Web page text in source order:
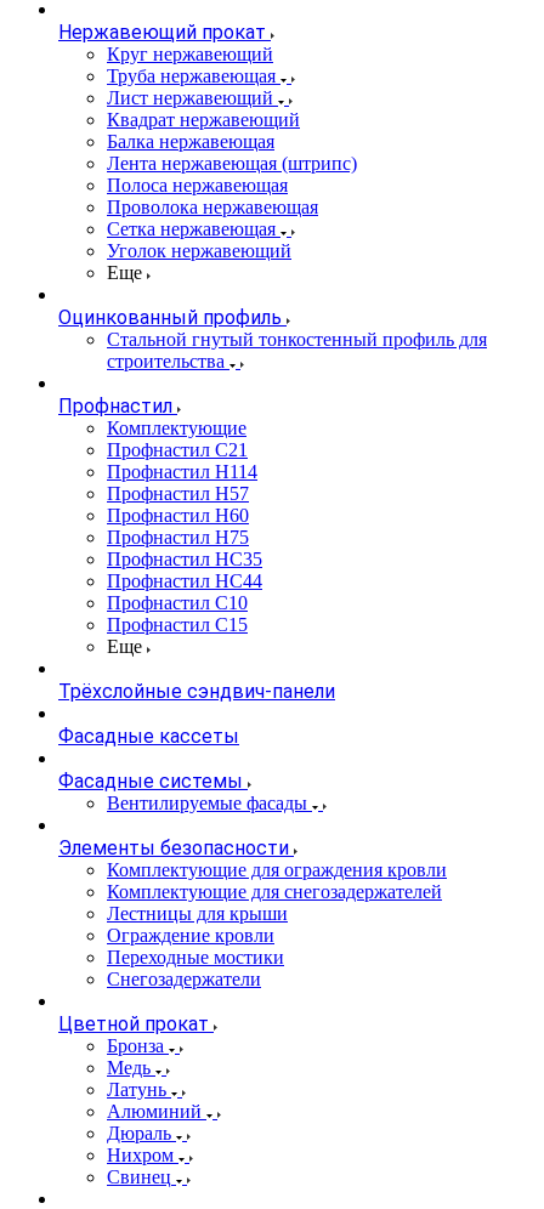
Нержавеющий прокат
Круг нержавеющий
Труба нержавеющая
Лист нержавеющий
Квадрат нержавеющий
Балка нержавеющая
Лента нержавеющая (штрипс)
Полоса нержавеющая
Проволока нержавеющая
Сетка нержавеющая
Уголок нержавеющий
Еще
Оцинкованный профиль
Стальной гнутый тонкостенный профиль для
строительства
Профнастил
Комплектующие
Профнастил C21
Профнастил Н114
Профнастил Н57
Профнастил Н60
Профнастил Н75
Профнастил НС35
Профнастил НС44
Профнастил С10
Профнастил С15
Еще
Трёхслойные сэндвич-панели
Фасадные кассеты
Фасадные системы
Вентилируемые фасады
Элементы безопасности
Комплектующие для ограждения кровли
Комплектующие для снегозадержателей
Лестницы для крыши
Ограждение кровли
Переходные мостики
Снегозадержатели
Цветной прокат
Бронза
Медь
Латунь
Алюминий
Дюраль
Нихром
Свинец